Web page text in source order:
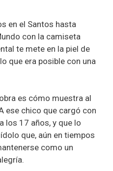
en el Santos hasta
con la camiseta
te mete en la piel de
que era posible con una
es cómo muestra al
ese chico que cargó con
los 17 años, y que lo
que, aún en tiempos
como un